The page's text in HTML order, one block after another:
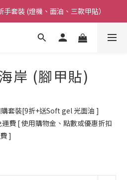
入門優惠🌟低至85折
套裝 (燈機、面油、三款甲貼）
入門優惠🌟低至85折
岸 (腳甲貼)
套裝[9折+送Soft gel 光面油 ]
費 [ 使用購物金、點數或優惠折扣
]